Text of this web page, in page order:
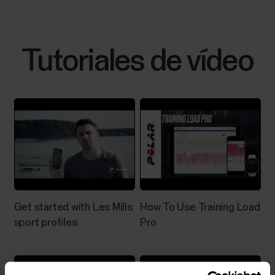
La medición Temperatura nocturna de la piel registra
automáticamente la temperatura de tu piel mientras
duermes. Luego compara el resultado con tu media
de 28 días y muestra la variación con respecto a esa
media. Hacer un seguimiento de las variaciones de la
temperatura de tu piel puede ayudarte a...
Indicaciones por voz en la app Polar
Tutoriales de vídeo
Get started with Les Mills
sport profiles
How To Use Training Load
Pro